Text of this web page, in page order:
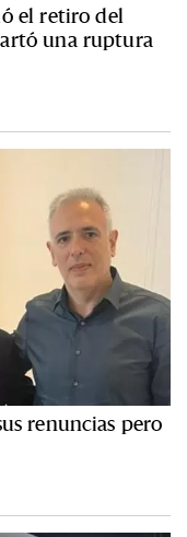
el retiro del
una ruptura
renuncias pero